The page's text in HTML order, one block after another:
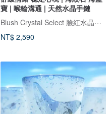
寶 | 喉輪溝通 | 天然水晶手鏈
Blush Crystal Select 臉紅水晶飾品選物店
NT$ 2,590